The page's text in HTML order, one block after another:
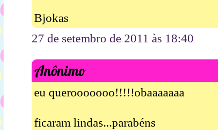
Bjokas
27 de setembro de 2011 às 18:40
Anônimo
eu querooooooo!!!!!obaaaaaaa
ficaram lindas...parabéns